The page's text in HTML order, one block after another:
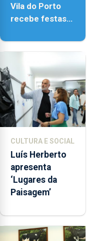
Vila do Porto
recebe festas
Nossa Senhora
CULTURA E SOCIAL
Luís Herberto
apresenta
‘Lugares da
Paisagem’